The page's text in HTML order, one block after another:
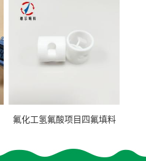
氟化工氢氟酸项目四氟填料
蚀